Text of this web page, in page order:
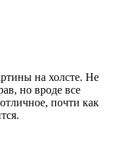
на холсте. Не
но вроде все
почти как